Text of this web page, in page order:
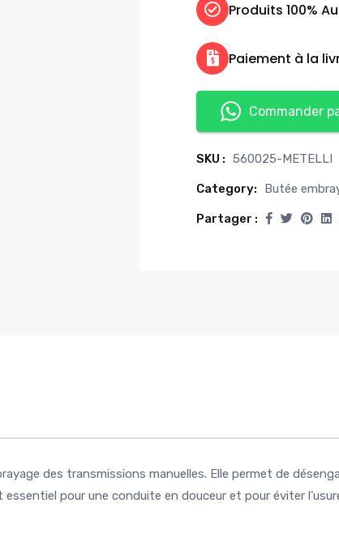
Produits 100%
Paiement à la
Commander
SKU : 560025-METELLI
Category: Butée
Partager :
des transmissions manuelles. Elle permet de
pour une conduite en douceur et pour éviter